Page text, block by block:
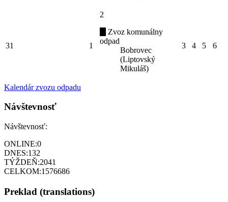
31 1
2
Zvoz komunálny
odpad
Bobrovec
(Liptovský
Mikuláš)
3 4 5 6
Kalendár zvozu odpadu
Návštevnosť
Návštevnosť:
ONLINE:0
DNES:132
TÝŽDEŇ:2041
CELKOM:1576686
Preklad (translations)